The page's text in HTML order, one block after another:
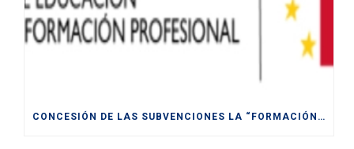
CONCESIÓN DE LAS SUBVENCIONES LA “FORMACIÓN MODULAR DESTINADA A LA CUALIFICACIÓN Y RECUALIFICACIÓN DE LA POBLACIÓN ACTIVA, FINANCIADAS POR LA UE- NEXT